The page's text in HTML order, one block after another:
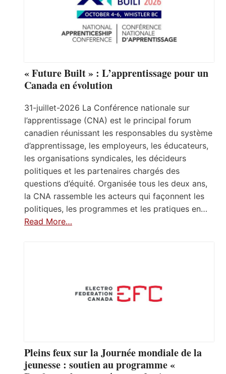
« Future Built » : L’apprentissage pour un
Canada en évolution
31-juillet-2026 La Conférence nationale sur
l’apprentissage (CNA) est le principal forum
canadien réunissant les responsables du système
d’apprentissage, les employeurs, les éducateurs,
les organisations syndicales, les décideurs
politiques et les partenaires chargés des
questions d’équité. Organisée tous les deux ans,
la CNA rassemble les acteurs qui façonnent les
politiques, les programmes et les pratiques en…
Read More…
Pleins feux sur la Journée mondiale de la
jeunesse : soutien au programme «